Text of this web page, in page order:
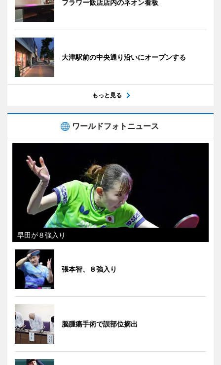
フラワー飯店店内のネオン看板
大津駅前の中央通り沿いにオープンする
もっと見る
ワールドフォトニュース
早田が８強入り
張本智、８強入り
脳腫瘍手術で誤部位摘出